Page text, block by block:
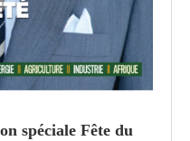
spéciale Fête du